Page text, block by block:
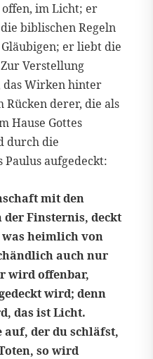
im Licht; er
biblischen Regeln
er liebt die
Verstellung
Wirken hinter
Rücken derer, die als
Hause Gottes
durch die
Paulus aufgedeckt:
mit den
Finsternis, deckt
heimlich von
auch nur
wird offenbar,
wird; denn
das ist Licht.
auf, der du schläfst,
so wird